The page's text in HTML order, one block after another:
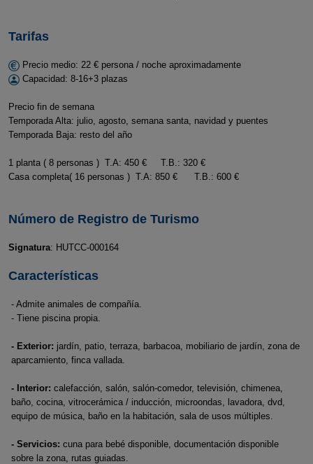
Tarifas
Precio medio: 22 € persona / noche aproximadamente
Capacidad: 8-16+3 plazas
Precio fin de semana
Temporada Alta: julio, agosto, semana santa, navidad y puentes
Temporada Baja: resto del año
1 planta ( 8 personas ) T.A: 450 € T.B.: 320 €
Casa completa( 16 personas ) T.A: 850 € T.B.: 600 €
Número de Registro de Turismo
Signatura: HUTCC-000164
Características
- Admite animales de compañía.
- Tiene piscina propia.
- Exterior: jardín, patio, terraza, barbacoa, mobiliario de jardín, zona de
aparcamiento, finca vallada.
- Interior: calefacción, salón, salón-comedor, televisión, chimenea,
baño, cocina, vitrocerámica / inducción, microondas, lavadora, dvd,
equipo de música, baño en la habitación, sala de usos múltiples.
- Servicios: cuna para bebé disponible, documentación disponible
sobre la zona, rutas guiadas.